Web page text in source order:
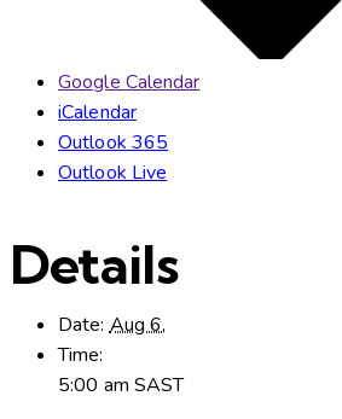
Google Calendar
iCalendar
Outlook 365
Outlook Live
Details
Date: Aug 6,
Time:
5:00 am SAST